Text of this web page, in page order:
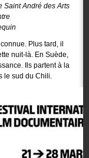
Saint André des Arts
Plus tard, il
nuit-là. En Suède,
Ils partent à la
le sud du Chili.